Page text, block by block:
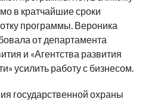
в кратчайшие сроки
программы. Вероника
от департамента
и «Агентства развития
усилить работу с бизнесом.
государственной охраны